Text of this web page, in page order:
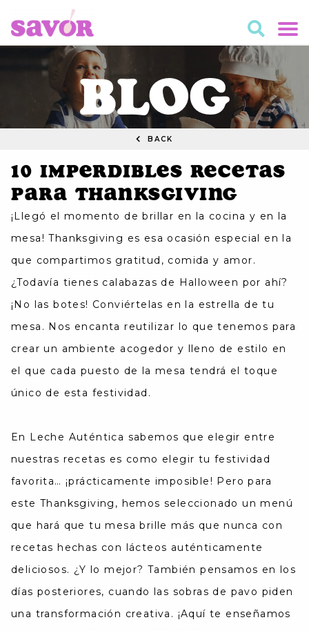
BLOG
BACK
10 Imperdibles Recetas
para Thanksgiving
¡Llegó el momento de brillar en la cocina y en la
mesa! Thanksgiving es esa ocasión especial en la
que compartimos gratitud, comida y amor.
¿Todavía tienes calabazas de Halloween por ahí?
¡No las botes! Conviértelas en la estrella de tu
mesa. Nos encanta reutilizar lo que tenemos para
crear un ambiente acogedor y lleno de estilo en
el que cada puesto de la mesa tendrá el toque
único de esta festividad.
En Leche Auténtica sabemos que elegir entre
nuestras recetas es como elegir tu festividad
favorita… ¡prácticamente imposible! Pero para
este Thanksgiving, hemos seleccionado un menú
que hará que tu mesa brille más que nunca con
recetas hechas con lácteos auténticamente
deliciosos. ¿Y lo mejor? También pensamos en los
días posteriores, cuando las sobras de pavo piden
una transformación creativa. ¡Aquí te enseñamos